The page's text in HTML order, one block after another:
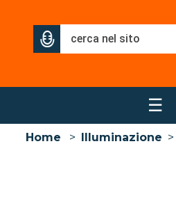
☰
Home > Illuminazione >